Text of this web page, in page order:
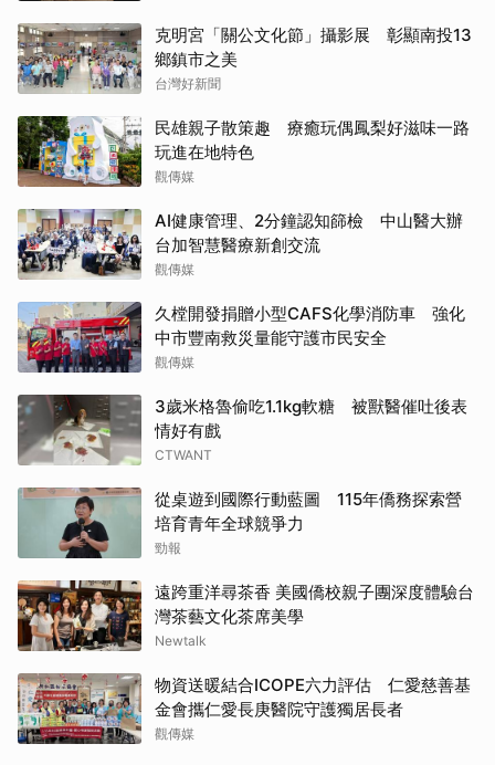
克明宮「關公文化節」攝影展 彰顯南投13
鄉鎮市之美
台灣好新聞
民雄親子散策趣 療癒玩偶鳳梨好滋味一路
玩進在地特色
觀傳媒
AI健康管理、2分鐘認知篩檢 中山醫大辦
台加智慧醫療新創交流
觀傳媒
久樘開發捐贈小型CAFS化學消防車 強化
中市豐南救災量能守護市民安全
觀傳媒
3歲米格魯偷吃1.1kg軟糖 被獸醫催吐後表
情好有戲
CTWANT
從桌遊到國際行動藍圖 115年僑務探索營
培育青年全球競爭力
勁報
遠跨重洋尋茶香 美國僑校親子團深度體驗台
灣茶藝文化茶席美學
Newtalk
物資送暖結合ICOPE六力評估 仁愛慈善基
金會攜仁愛長庚醫院守護獨居長者
觀傳媒